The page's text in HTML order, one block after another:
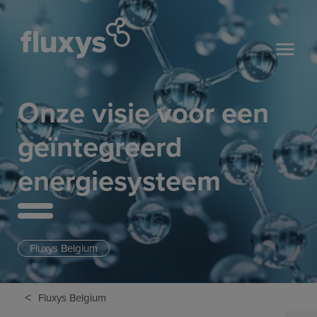
Fluxys Belgium
Onze visie voor een
geïntegreerd
energiesysteem
< Fluxys Belgium